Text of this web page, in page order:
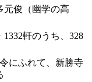
元俊（幽学の高
軒のうち、328
にふれて、新勝寺